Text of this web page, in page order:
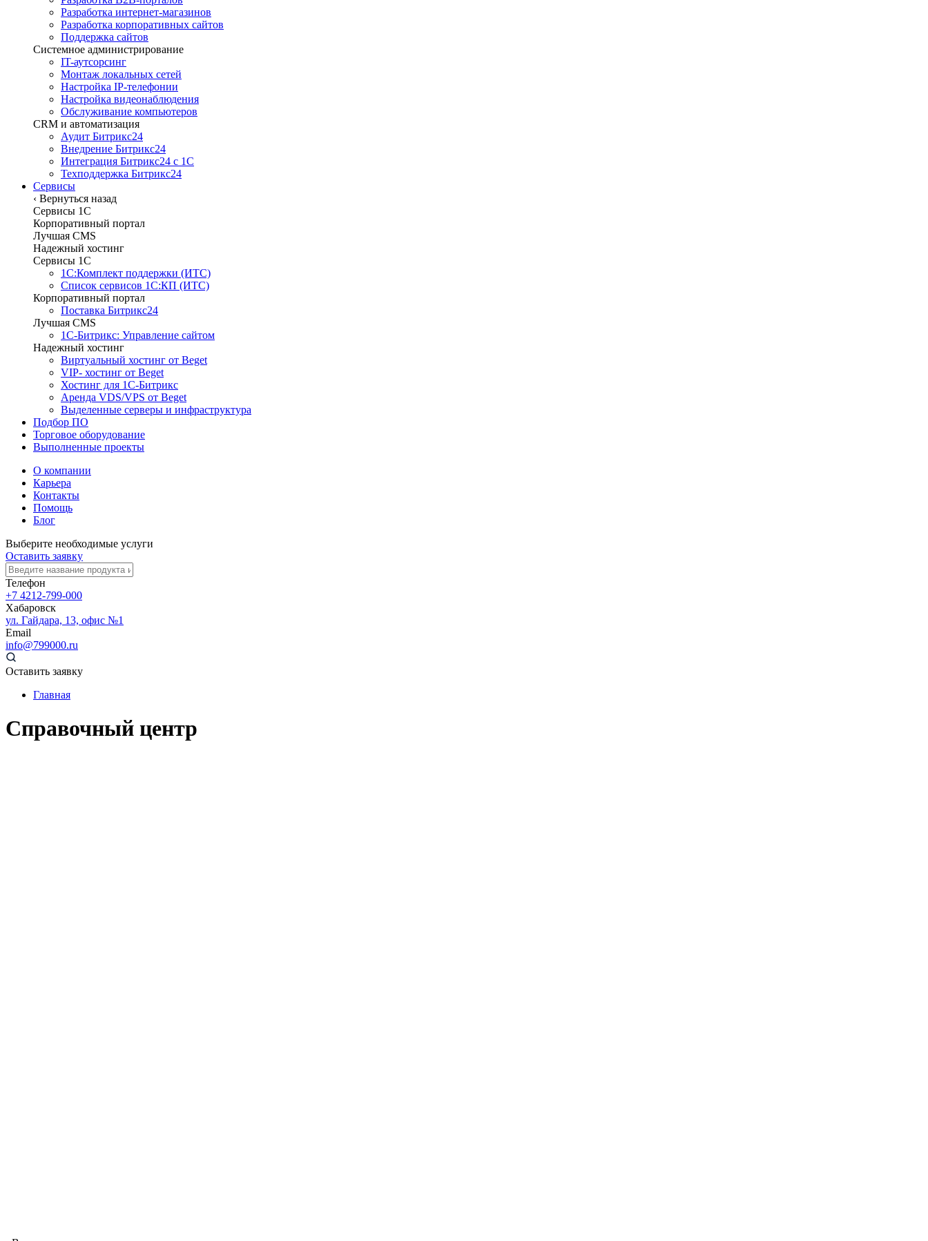
Разработка интернет-магазинов
Разработка корпоративных сайтов
Поддержка сайтов
Системное администрирование
IT-аутсорсинг
Монтаж локальных сетей
Настройка IP-телефонии
Настройка видеонаблюдения
Обслуживание компьютеров
CRM и автоматизация
Аудит Битрикс24
Внедрение Битрикс24
Интеграция Битрикс24 с 1С
Техподдержка Битрикс24
Сервисы
‹ Вернуться назад
Сервисы 1C
Корпоративный портал
Лучшая CMS
Надежный хостинг
Сервисы 1C
1С:Комплект поддержки (ИТС)
Список сервисов 1С:КП (ИТС)
Корпоративный портал
Поставка Битрикс24
Лучшая CMS
1С-Битрикс: Управление сайтом
Надежный хостинг
Виртуальный хостинг от Beget
VIP- хостинг от Beget
Хостинг для 1С-Битрикс
Аренда VDS/VPS от Beget
Выделенные серверы и инфраструктура
Подбор ПО
Торговое оборудование
Выполненные проекты
О компании
Карьера
Контакты
Помощь
Блог
Выберите необходимые услуги
Оставить заявку
Телефон
+7 4212-799-000
Хабаровск
ул. Гайдара, 13, офис №1
Email
info@799000.ru
Оставить заявку
Главная
Справочный центр